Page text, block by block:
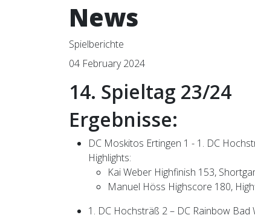
News
Spielberichte
04 February 2024
14. Spieltag 23/24
Ergebnisse:
DC Moskitos Ertingen 1 - 1. DC
Highlights:
Kai Weber Highfinish 153,
Manuel Höss Highscore 180,
1. DC Hochsträß 2 – DC Rainbow Bad